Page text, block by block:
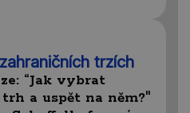
trzích
“Jak vybrat
a uspět na něm?"